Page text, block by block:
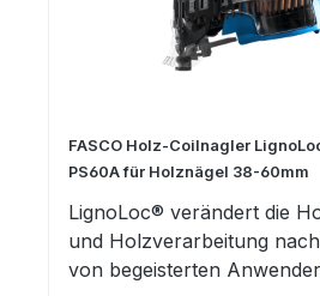
FASCO Holz-Coilnagler
PS60A für Holznägel 38-60mm
LignoLoc® verändert die
und Holzverarbeitung
von begeisterten